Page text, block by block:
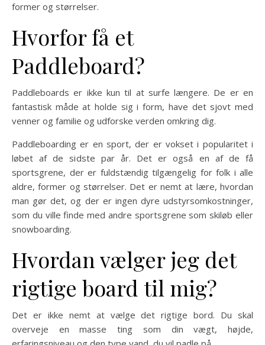
former og størrelser.
Hvorfor få et
Paddleboard?
Paddleboards er ikke kun til at surfe længere. De er en
fantastisk måde at holde sig i form, have det sjovt med
venner og familie og udforske verden omkring dig.
Paddleboarding er en sport, der er vokset i popularitet i
løbet af de sidste par år. Det er også en af de få
sportsgrene, der er fuldstændig tilgængelig for folk i alle
aldre, former og størrelser. Det er nemt at lære, hvordan
man gør det, og der er ingen dyre udstyrsomkostninger,
som du ville finde med andre sportsgrene som skiløb eller
snowboarding.
Hvordan vælger jeg det
rigtige board til mig?
Det er ikke nemt at vælge det rigtige bord. Du skal
overveje en masse ting som din vægt, højde,